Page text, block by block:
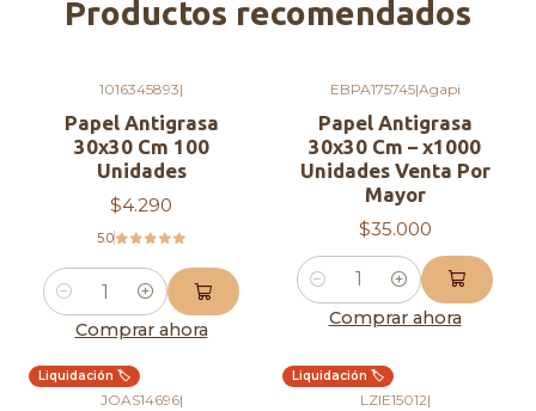
Productos recomendados
1016345893|
Papel Antigrasa
30x30 Cm 100
Unidades
$4.290
5.0
Cantidad
Comprar ahora
EBPA175745|Agapi
Papel Antigrasa
30x30 Cm – x1000
Unidades Venta Por
Mayor
$35.000
Cantidad
Comprar ahora
-20%OFF
Liquidación 🏷️
JOAS14696|
-19%OFF
Liquidación 🏷️
LZIE15012|